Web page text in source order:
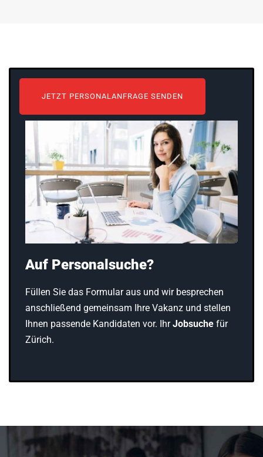
JETZT PERSONALANFRAGE SENDEN
Auf Personalsuche?
Füllen Sie das Formular aus und wir besprechen
anschließend gemeinsam Ihre Vakanz und stellen
Ihnen passende Kandidaten vor. IhrJobsuche für
Zürich.